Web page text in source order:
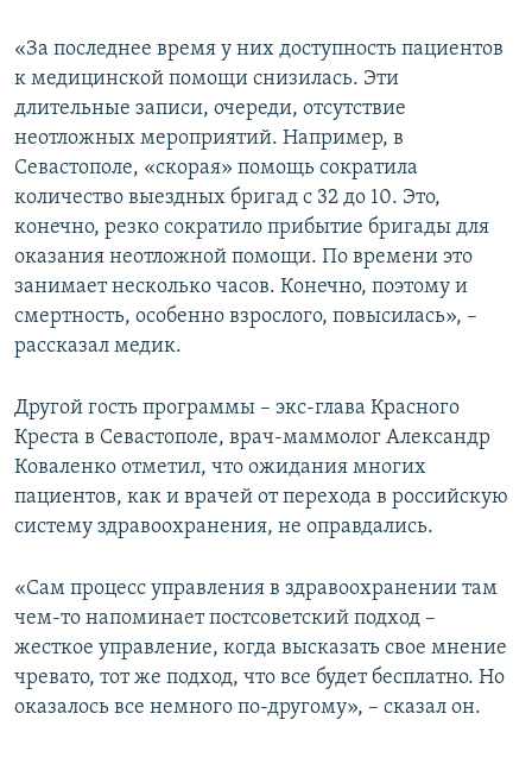
«За последнее время у них доступность пациентов
к медицинской помощи снизилась. Эти
длительные записи, очереди, отсутствие
неотложных мероприятий. Например, в
Севастополе, «скорая» помощь сократила
количество выездных бригад с 32 до 10. Это,
конечно, резко сократило прибытие бригады для
оказания неотложной помощи. По времени это
занимает несколько часов. Конечно, поэтому и
смертность, особенно взрослого, повысилась», –
рассказал медик.
Другой гость программы – экс-глава Красного
Креста в Севастополе, врач-маммолог Александр
Коваленко отметил, что ожидания многих
пациентов, как и врачей от перехода в российскую
систему здравоохранения, не оправдались.
«Сам процесс управления в здравоохранении там
чем-то напоминает постсоветский подход –
жесткое управление, когда высказать свое мнение
чревато, тот же подход, что все будет бесплатно. Но
оказалось все немного по-другому», – сказал он.